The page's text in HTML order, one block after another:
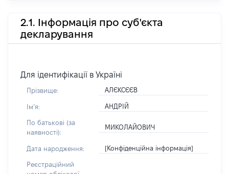
2.1. Інформація про суб'єкта
декларування
Для ідентифікації в Україні
Прізвище: АЛЄКСЄЄВ
Імʼя: АНДРІЙ
По батькові (за
наявності):
МИКОЛАЙОВИЧ
Дата народження: [Конфіденційна інформація]
Реєстраційний